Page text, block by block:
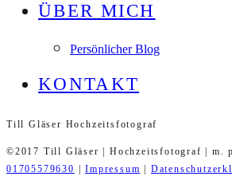
ÜBER MICH
Persönlicher Blog
KONTAKT
Till Gläser Hochzeitsfotograf
©2017 Till Gläser | Hochzeitsfotograf | m.
01705579630
|Impressum